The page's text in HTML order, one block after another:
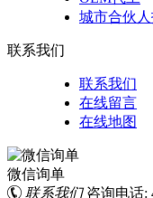
城市合伙
联系我们
联系我们
在线留言
在线地图
微信询单
联系我们 咨询电话: